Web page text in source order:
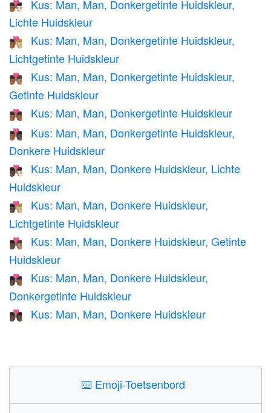
👨🏾‍❤️‍💋‍👨🏻
Kus: Man, Man, Donkergetinte Huidskleur,
Lichte Huidskleur
👨🏾‍❤️‍💋‍👨🏼
Kus: Man, Man, Donkergetinte Huidskleur,
Lichtgetinte Huidskleur
👨🏾‍❤️‍💋‍👨🏽
Kus: Man, Man, Donkergetinte Huidskleur,
Getinte Huidskleur
👨🏾‍❤️‍💋‍👨🏾 Kus: Man, Man, Donkergetinte Huidskleur
👨🏾‍❤️‍💋‍👨🏿
Kus: Man, Man, Donkergetinte Huidskleur,
Donkere Huidskleur
👨🏿‍❤️‍💋‍👨🏻
Kus: Man, Man, Donkere Huidskleur, Lichte
Huidskleur
👨🏿‍❤️‍💋‍👨🏼
Kus: Man, Man, Donkere Huidskleur,
Lichtgetinte Huidskleur
👨🏿‍❤️‍💋‍👨🏽
Kus: Man, Man, Donkere Huidskleur, Getinte
Huidskleur
👨🏿‍❤️‍💋‍👨🏾
Kus: Man, Man, Donkere Huidskleur,
Donkergetinte Huidskleur
👨🏿‍❤️‍💋‍👨🏿 Kus: Man, Man, Donkere Huidskleur
⌨️ Emoji-Toetsenbord